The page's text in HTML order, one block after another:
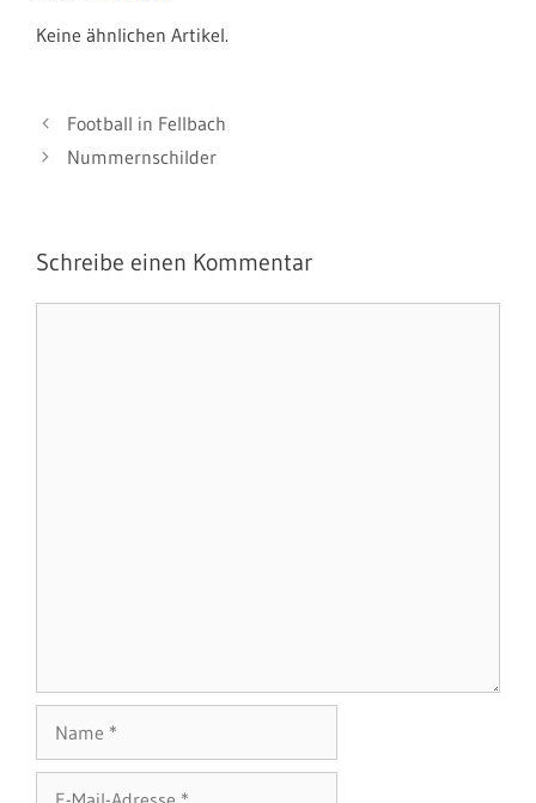
Keine ähnlichen Artikel.
Football in Fellbach
Nummernschilder
Schreibe einen Kommentar